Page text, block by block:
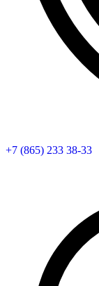
+7 (865) 233 38-33